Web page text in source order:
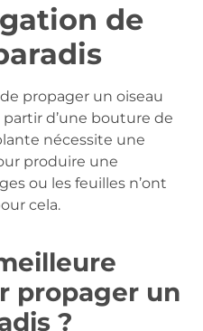
de
propager un oiseau
d’une bouture de
nécessite une
produire une
ou les feuilles n’ont
cela.
propager un
?